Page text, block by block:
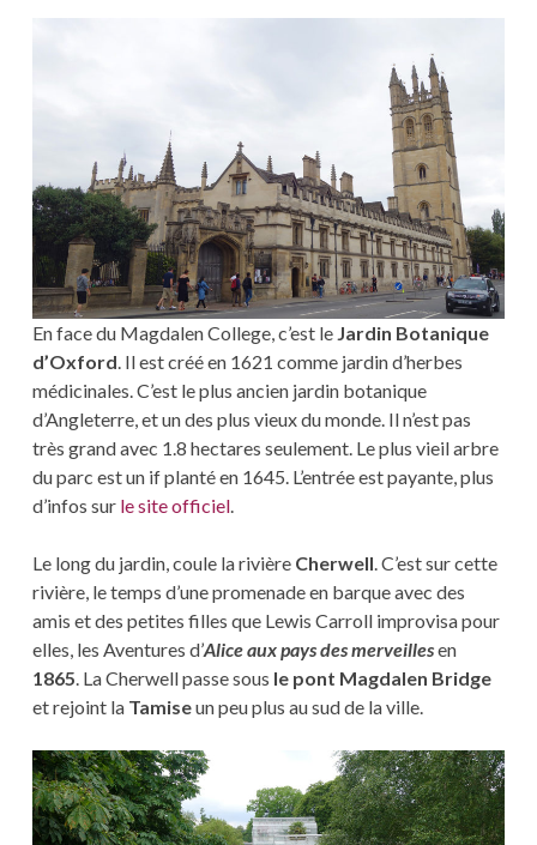
En face du Magdalen College, c’est le Jardin Botanique
d’Oxford. Il est créé en 1621 comme jardin d’herbes
médicinales. C’est le plus ancien jardin botanique
d’Angleterre, et un des plus vieux du monde. Il n’est pas
très grand avec 1.8 hectares seulement. Le plus vieil arbre
du parc est un if planté en 1645. L’entrée est payante, plus
d’infos sur le site officiel.
Le long du jardin, coule la rivière Cherwell. C’est sur cette
rivière, le temps d’une promenade en barque avec des
amis et des petites filles que Lewis Carroll improvisa pour
elles, les Aventures d’Alice aux pays des merveillesen
1865. La Cherwell passe sous le pont Magdalen Bridge
et rejoint la Tamiseun peu plus au sud de la ville.